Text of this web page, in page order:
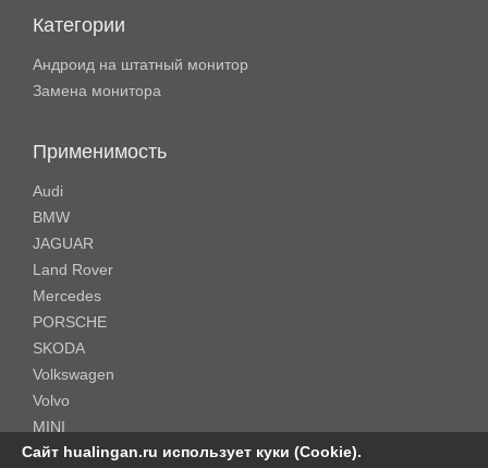
Категории
Андроид на штатный монитор
Замена монитора
Применимость
Audi
BMW
JAGUAR
Land Rover
Mercedes
PORSCHE
SKODA
Volkswagen
Volvo
MINI
Сайт hualingan.ru использует куки (Cookie).